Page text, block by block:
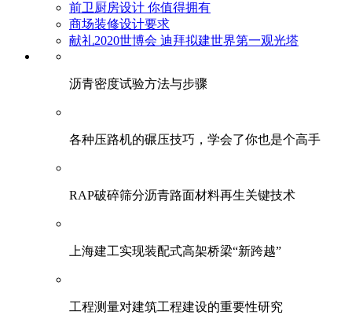
前卫厨房设计 你值得拥有
商场装修设计要求
献礼2020世博会 迪拜拟建世界第一观光塔
​沥青密度试验方法与步骤
各种压路机的碾压技巧，学会了你也是个高手
RAP破碎筛分沥青路面材料再生关键技术
上海建工实现装配式高架桥梁“新跨越”
工程测量对建筑工程建设的重要性研究